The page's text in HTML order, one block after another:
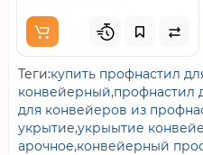
Теги:купить профнастил
конвейерный,профнастил
для конвейеров из
укрытие,укрыытие
арочное,конвейерный